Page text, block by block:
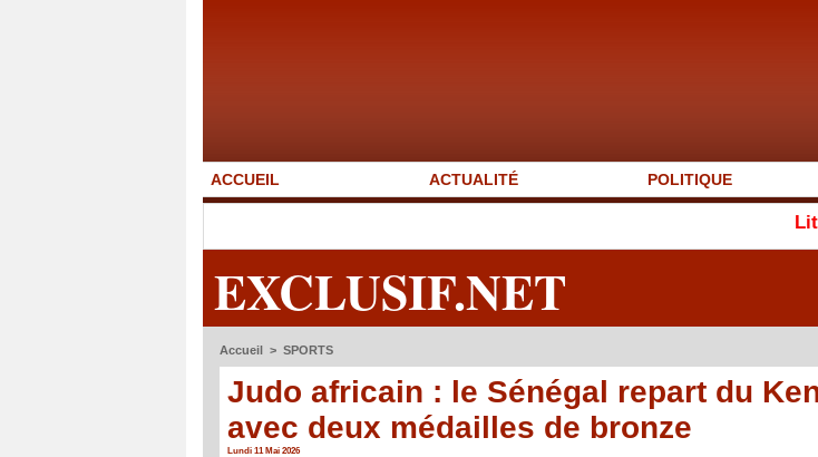
ACCUEIL ACTUALITÉ POLITIQUE
Litige foncier
EXCLUSIF.NET
Accueil > SPORTS
Judo africain : le Sénégal repart du
avec deux médailles de bronze
Lundi 11 Mai 2026